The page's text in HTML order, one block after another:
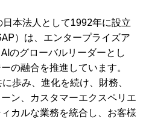
日本法人として1992年に設立
）は、エンタープライズア
のグローバルリーダーとし
の融合を推進しています。
歩み、進化を続け、財務、
ン、カスタマーエクスペリエ
カルな業務を統合し、お客様